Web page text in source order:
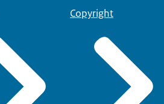
Copyright